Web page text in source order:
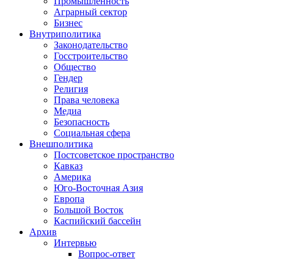
Аграрный сектор
Бизнес
Внутриполитика
Законодательство
Госстроительство
Общество
Гендер
Религия
Права человека
Медиа
Безопасность
Социальная сфера
Внешполитика
Постсоветское пространство
Кавказ
Америка
Юго-Восточная Азия
Европа
Большой Восток
Каспийский бассейн
Архив
Интервью
Вопрос-ответ